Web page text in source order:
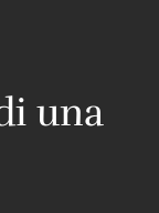
una